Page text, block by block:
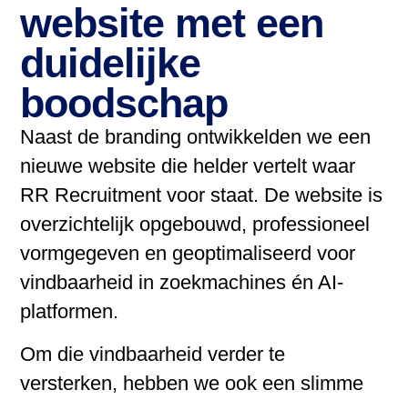
website met een
duidelijke
boodschap
Naast de branding ontwikkelden we een
nieuwe website die helder vertelt waar
RR Recruitment voor staat. De website is
overzichtelijk opgebouwd, professioneel
vormgegeven en geoptimaliseerd voor
vindbaarheid in zoekmachines én AI-
platformen.
Om die vindbaarheid verder te
versterken, hebben we ook een slimme